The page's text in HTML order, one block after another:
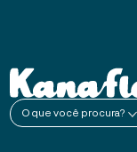
O que você procura?